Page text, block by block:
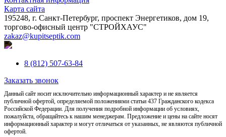
Карта сайта
195248, г. Санкт-Петербург, проспект Энергетиков, дом 19,
торгово-офисный центр "СТРОЙХАУС"
zakaz@kupitseptik.com
8 (812) 507-63-84
Заказать звонок
Данный сайт носит исключительно информационный характер и не является
публичной офертой, определяемой положениями статьи 437 Гражданского кодекса
Российской Федерации. Для получения подробной информации об условиях,
пожалуйста, обращайтесь к нашим менеджерам. Предложение и цены на сайте носят
информационный характер и могут отличаться от указанных, не являются публичной
офертой.